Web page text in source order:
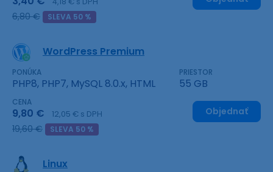
6,80 € SLEVA 50 %
WordPress Premium
PONÚKA
PHP8, PHP7, MySQL 8.0.x, HTML
PRIESTOR
55 GB
CENA
9,80 € 12,05 € s DPH
19,60 € SLEVA 50 %
Objednať
Linux